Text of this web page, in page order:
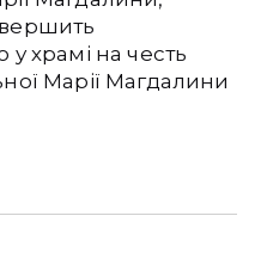
у храмі на честь
Марії Магдалини